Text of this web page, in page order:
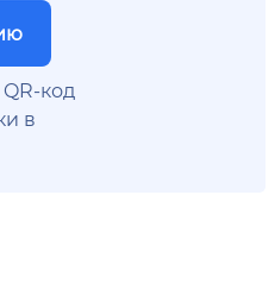
код
в